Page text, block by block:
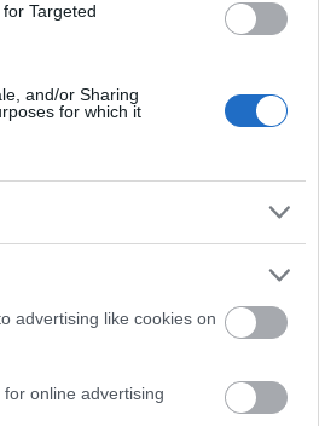
Targeted
and/or Sharing
for which it
advertising like cookies on
online advertising
mit der
des
in einem